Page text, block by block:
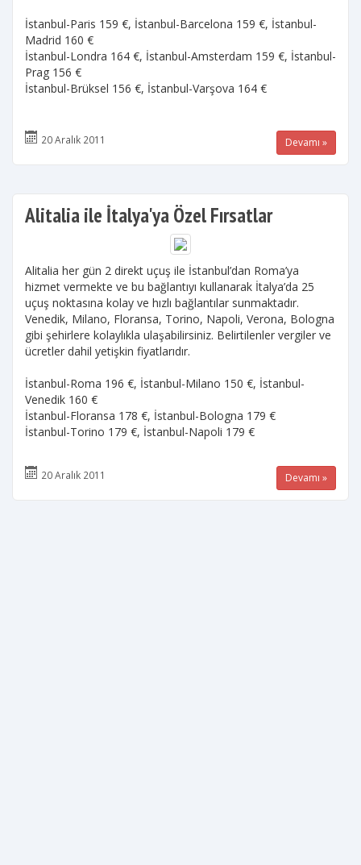
İstanbul-Paris 159 €, İstanbul-Barcelona 159 €, İstanbul-
Madrid 160 €
İstanbul-Londra 164 €, İstanbul-Amsterdam 159 €, İstanbul-
Prag 156 €
İstanbul-Brüksel 156 €, İstanbul-Varşova 164 €
20 Aralık 2011 Devamı »
Alitalia ile İtalya'ya Özel Fırsatlar
Alitalia her gün 2 direkt uçuş ile İstanbul’dan Roma’ya
hizmet vermekte ve bu bağlantıyı kullanarak İtalya’da 25
uçuş noktasına kolay ve hızlı bağlantılar sunmaktadır.
Venedik, Milano, Floransa, Torino, Napoli, Verona, Bologna
gibi şehirlere kolaylıkla ulaşabilirsiniz. Belirtilenler vergiler ve
ücretler dahil yetişkin fiyatlarıdır.
İstanbul-Roma 196 €, İstanbul-Milano 150 €, İstanbul-
Venedik 160 €
İstanbul-Floransa 178 €, İstanbul-Bologna 179 €
İstanbul-Torino 179 €, İstanbul-Napoli 179 €
20 Aralık 2011 Devamı »